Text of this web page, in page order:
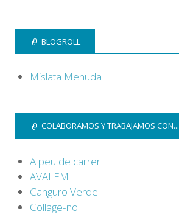
BLOGROLL
Mislata Menuda
COLABORAMOS Y TRABAJAMOS CON...
A peu de carrer
AVALEM
Canguro Verde
Collage-no